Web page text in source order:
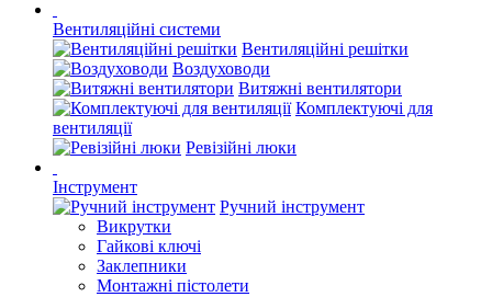
Вентиляційні системи
Вентиляційні решітки
Воздуховоди
Витяжні вентилятори
Комплектуючі для
вентиляції
Ревізійні люки
Інструмент
Ручний інструмент
Викрутки
Гайкові ключі
Заклепники
Монтажні пістолети